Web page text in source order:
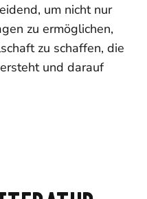
um nicht nur
zu ermöglichen,
zu schaffen, die
und darauf